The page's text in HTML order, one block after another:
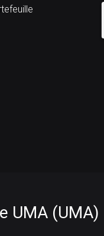
UMA (UMA)